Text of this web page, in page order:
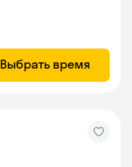
Выбрать время